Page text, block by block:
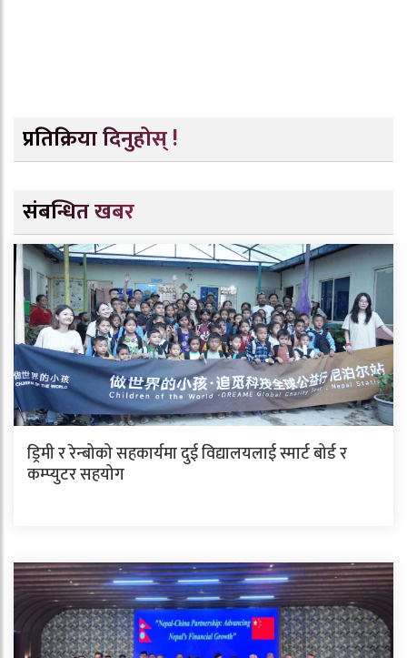
प्रतिक्रिया दिनुहोस् !
संबन्धित खबर
ड्रिमी र रेन्बोको सहकार्यमा दुई विद्यालयलाई स्मार्ट बोर्ड र
कम्प्युटर सहयोग